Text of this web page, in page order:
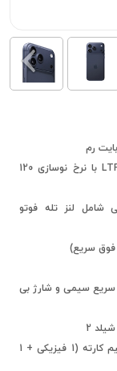
نمایشگر: 6.9 اینچ LTPO Super Retina XDR OLED با نرخ نوسازی 120
سه گانه 48 مگاپیکسلی شامل لنز تله فوتو
شارژ سریع سیمی و شارژ بی
2
وضعیت: دستگاه اکتیو (فعال شده اولیه) و دو سیم کارته (1 فیزیکی + 1